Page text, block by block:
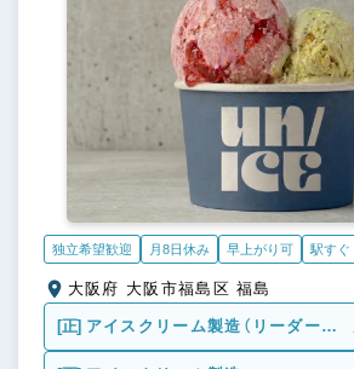
独立希望歓迎 月8日休み 早上がり可 駅すぐ
大阪府 大阪市福島区 福島
[正] アイスクリーム製造（リーダー候
補）